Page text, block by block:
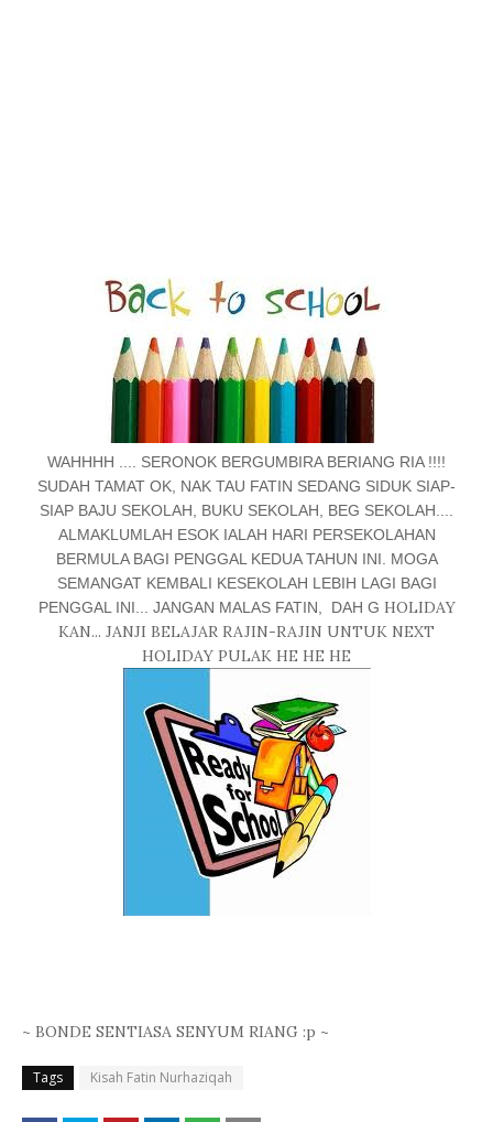
WAHHHH .... SERONOK BERGUMBIRA BERIANG RIA !!!!
SUDAH TAMAT OK, NAK TAU FATIN SEDANG SIDUK SIAP-
SIAP BAJU SEKOLAH, BUKU SEKOLAH, BEG SEKOLAH....
ALMAKLUMLAH ESOK IALAH HARI PERSEKOLAHAN
BERMULA BAGI PENGGAL KEDUA TAHUN INI. MOGA
SEMANGAT KEMBALI KESEKOLAH LEBIH LAGI BAGI
PENGGAL INI... JANGAN MALAS FATIN, DAH G HOLIDAY
KAN... JANJI BELAJAR RAJIN-RAJIN UNTUK NEXT
HOLIDAY PULAK HE HE HE
~ BONDE SENTIASA SENYUM RIANG :p ~
Tags Kisah Fatin Nurhaziqah